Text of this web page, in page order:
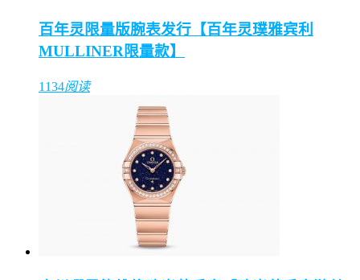
百年灵限量版腕表发行【百年灵璞雅宾利
MULLINER限量款】
1134阅读